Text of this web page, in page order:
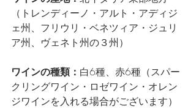
（トレンディーノ・アルト・アディジ
ェ州、フリウリ・ベネツィア・ジュリ
ア州、ヴェネト州の３州）
ワインの種類： 白6種、赤6種（スパー
クリングワイン・ロゼワイン・オレン
ジワインを入れる場合がございます）